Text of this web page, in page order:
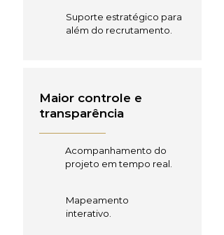
Suporte estratégico para
além do recrutamento.
Maior controle e
transparência
Acompanhamento do
projeto em tempo real.
Mapeamento
interativo.